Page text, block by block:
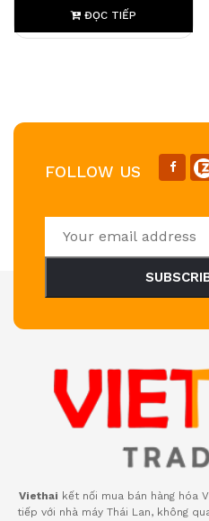
ĐỌC TIẾP
FOLLOW US
Viethai kết nối mua bán hàng hóa
tiếp với nhà máy Thái Lan, không